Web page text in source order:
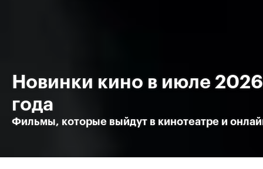
Новинки кино в июле 2026
года
Фильмы, которые выйдут в кинотеатре и